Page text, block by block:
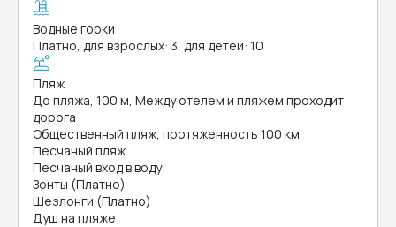
Водные горки
Платно, для взрослых: 3, для детей: 10
Пляж
До пляжа, 100 м, Между отелем и пляжем проходит
дорога
Общественный пляж, протяженность 100 км
Песчаный пляж
Песчаный вход в воду
Зонты (Платно)
Шезлонги (Платно)
Душ на пляже